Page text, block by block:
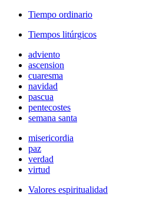
Tiempo ordinario
Tiempos litúrgicos
adviento
ascension
cuaresma
navidad
pascua
pentecostes
semana santa
misericordia
paz
verdad
virtud
Valores espiritualidad